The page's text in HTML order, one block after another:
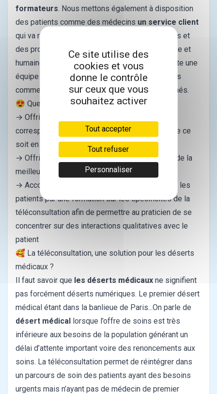
formateurs. Nous mettons également à disposition
des patients comme des médecins un service client
qui va répondre aux problématiques des patients et
des professionnels de santé de façon qualitative et
humaine. Il est important de montrer qu’il y a toute une
équipe derrière cette solution et que les patients
comme les praticiens, sont vraiment accompagnés.
😍 Quels sont les avantages de Qare ?
→ Offrir différents modèles de collaboration
correspondant à toutes les façons d’exercer, que ce
soit en libéral ou en tant que salarié
→ Offrir les conditions propices à l’expression de la
meilleure qualité médicale
→ Accompagner les professionnels de santé et les
patients par une formation sur les spécificités de la
téléconsultation afin de permettre au praticien de se
concentrer sur des interactions qualitatives avec le
patient
🥰 La téléconsultation, une solution pour les déserts
médicaux ?
Il faut savoir que les déserts médicaux ne signifient
pas forcément déserts numériques. Le premier désert
médical étant dans la banlieue de Paris...On parle de
désert médical lorsque l’offre de soins est très
inférieure aux besoins de la population générant un
délai d’attente important voire des renoncements aux
soins. La téléconsultation permet de réintégrer dans
un parcours de soin des patients ayant des besoins
urgents mais n’ayant pas de médecin de premier
Ce site utilise des
cookies et vous
donne le contrôle
sur ceux que vous
souhaitez activer
Tout accepter
Tout refuser
Personnaliser